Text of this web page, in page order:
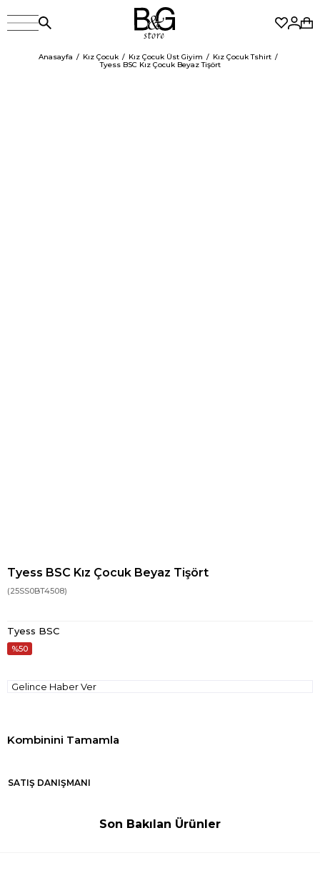
Anasayfa Kız Çocuk Kız Çocuk Üst Giyim
Kız Çocuk Tshirt
Tyess BSC Kız Çocuk Beyaz Tişört
Tyess BSC Kız Çocuk Beyaz Tişört
(25SS0BT4508)
Tyess BSC
50
Gelince Haber Ver
SATIŞ DANIŞMANI
Son Bakılan Ürünler